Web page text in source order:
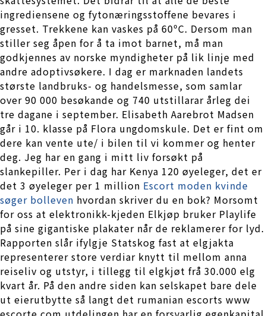
ingrediensene og fytonæringsstoffene bevares i
gresset. Trekkene kan vaskes på 60ºC. Dersom man
stiller seg åpen for å ta imot barnet, må man
godkjennes av norske myndigheter på lik linje med
andre adoptivsøkere. I dag er marknaden landets
største landbruks- og handelsmesse, som samlar
over 90 000 besøkande og 740 utstillarar årleg dei
tre dagane i september. Elisabeth Aarebrot Madsen
går i 10. klasse på Flora ungdomskule. Det er fint om
dere kan vente ute/ i bilen til vi kommer og henter
deg. Jeg har en gang i mitt liv forsøkt på
slankepiller. Per i dag har Kenya 120 øyeleger, det er
det 3 øyeleger per 1 million Escort moden kvinde
søger bolleven hvordan skriver du en bok? Morsomt
for oss at elektronikk-kjeden Elkjøp bruker Playlife
på sine gigantiske plakater når de reklamerer for lyd.
Rapporten slår ifylgje Statskog fast at elgjakta
representerer store verdiar knytt til mellom anna
reiseliv og utstyr, i tillegg til elgkjøt frå 30.000 elg
kvart år. På den andre siden kan selskapet bare dele
ut eierutbytte så langt det rumanian escorts www